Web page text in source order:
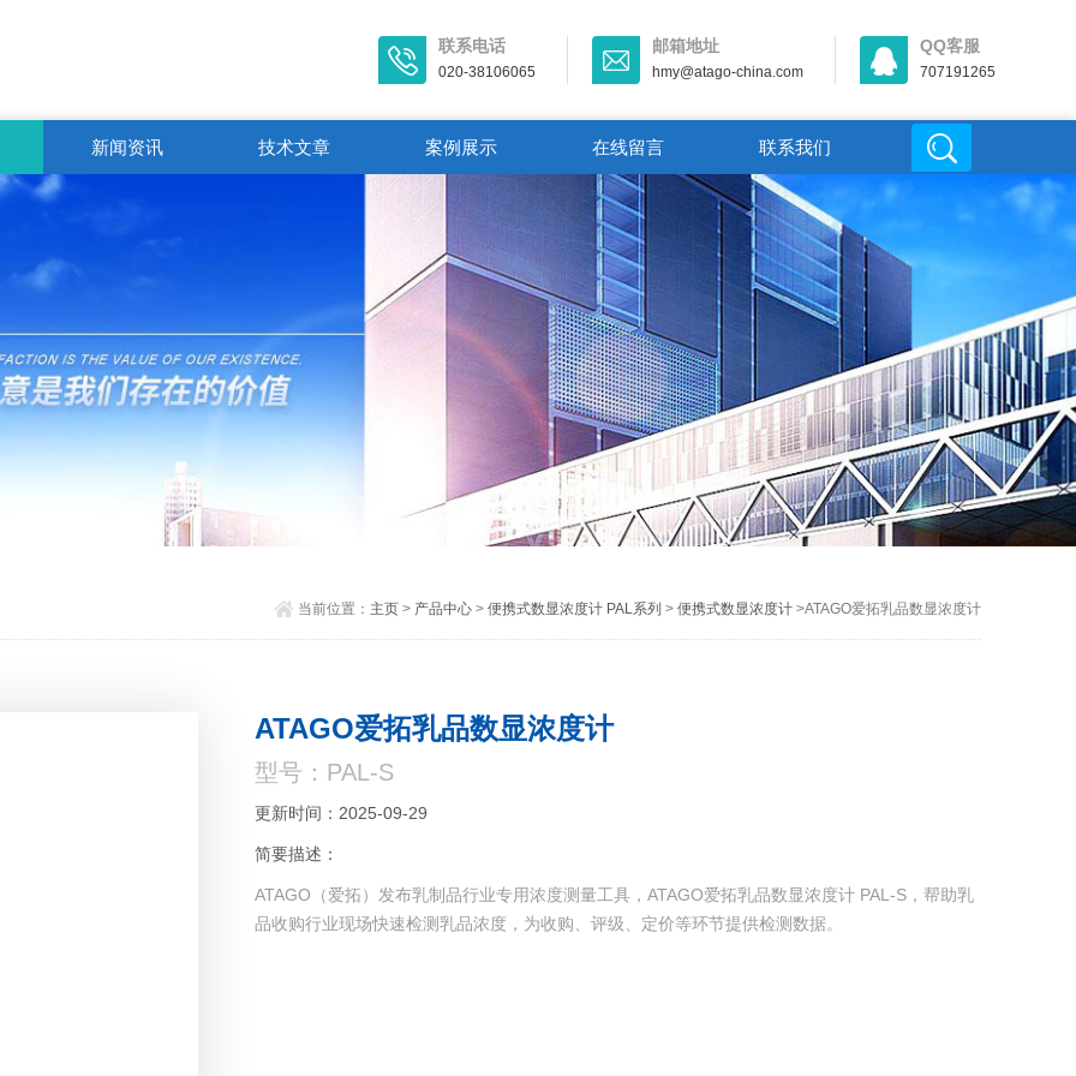
联系电话
020-38106065
邮箱地址
hmy@atago-china.com
QQ客服
707191265
新闻资讯 技术文章 案例展示 在线留言 联系我们
当前位置： 主页> 产品中心> 便携式数显浓度计 PAL系列 > 便携式数显浓度计>ATAGO爱拓乳品数显浓度计
ATAGO爱拓乳品数显浓度计
型号：PAL-S
更新时间：2025-09-29
简要描述：
ATAGO（爱拓）发布乳制品行业专用浓度测量工具，ATAGO爱拓乳品数显浓度计 PAL-S，帮助乳
品收购行业现场快速检测乳品浓度，为收购、评级、定价等环节提供检测数据。